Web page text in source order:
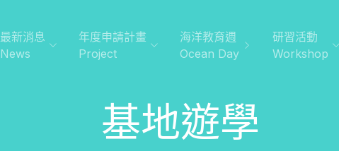
最新消息
News
年度申請計畫
Project
海洋教育週
Ocean Day
研習活動
Workshop
基地遊學